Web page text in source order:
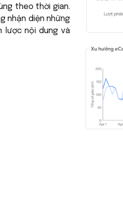
theo thời gian.
nhận diện những
lược nội dung và